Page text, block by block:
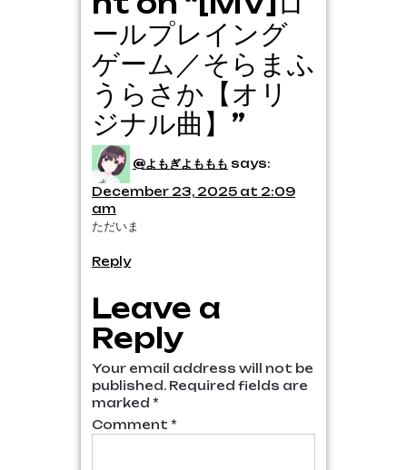
ールプレイング
ゲーム／そらまふ
うらさか【オリ
ジナル曲】”
@よもぎよももも says:
December 23, 2025 at 2:09
am
ただいま
Reply
Leave a
Reply
Your email address will not be
published. Required fields are
marked*
Comment *